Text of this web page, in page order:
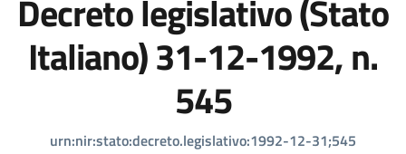
Decreto legislativo (Stato
Italiano) 31-12-1992, n.
545
urn:nir:stato:decreto.legislativo:1992-12-31;545